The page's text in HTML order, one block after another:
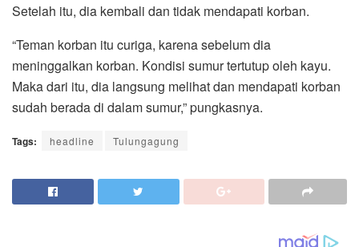
Setelah itu, dia kembali dan tidak mendapati korban.
“Teman korban itu curiga, karena sebelum dia
meninggalkan korban. Kondisi sumur tertutup oleh kayu.
Maka dari itu, dia langsung melihat dan mendapati korban
sudah berada di dalam sumur,” pungkasnya.
Tags: headline Tulungagung